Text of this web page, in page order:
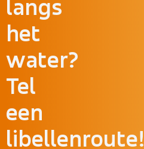
langs
het
water?
Tel
een
libellenroute!